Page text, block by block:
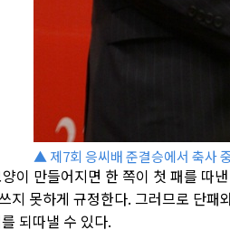
▲ 제7회 응씨배 준결승에서 축사
이 만들어지면 한 쪽이 첫 패를 따
지 못하게 규정한다. 그러므로 단패
되따낼 수 있다.